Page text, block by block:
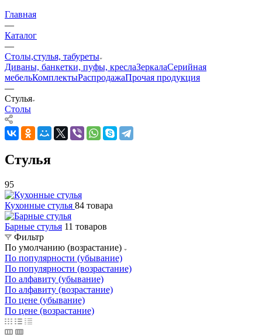
Главная
—
Каталог
—
Столы,стулья, табуреты
Диваны, банкетки, пуфы, креслаЗеркалаСерийная
мебельКомплектыРаспродажаПрочая продукция
—
Стулья
Столы
Стулья
95
Кухонные стулья 84 товара
Барные стулья 11 товаров
Фильтр
По умолчанию (возрастание)
По популярности (убывание)
По популярности (возрастание)
По алфавиту (убывание)
По алфавиту (возрастание)
По цене (убывание)
По цене (возрастание)